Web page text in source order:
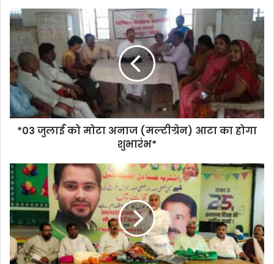
*03 जुलाई को मोटा अनाज (मल्टीग्रेन) आटा का होगा
शुभारंभ*